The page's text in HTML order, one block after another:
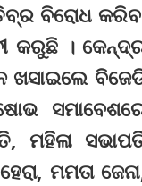
ବିରୋଧ
କରୁଛି ।
ଖସାଇଲେ
ମହିଳା
ମମତା